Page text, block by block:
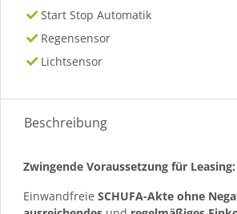
Start Stop Automatik
Regensensor
Lichtsensor
Beschreibung
Zwingende Voraussetzung für Leasing:
Einwandfreie SCHUFA-Akte ohne